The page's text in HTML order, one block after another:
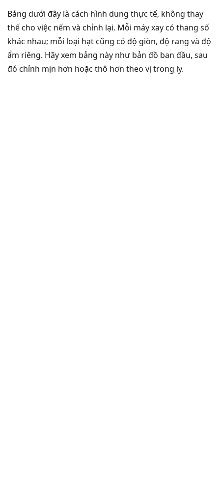
Bảng dưới đây là cách hình dung thực tế, không thay
thế cho việc nếm và chỉnh lại. Mỗi máy xay có thang số
khác nhau; mỗi loại hạt cũng có độ giòn, độ rang và độ
ẩm riêng. Hãy xem bảng này như bản đồ ban đầu, sau
đó chỉnh mịn hơn hoặc thô hơn theo vị trong ly.